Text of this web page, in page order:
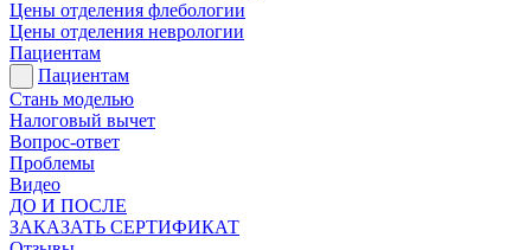
Цены отделения флебологии
Цены отделения неврологии
Пациентам
Пациентам
Стань моделью
Налоговый вычет
Вопрос-ответ
Проблемы
Видео
ДО И ПОСЛЕ
ЗАКАЗАТЬ СЕРТИФИКАТ